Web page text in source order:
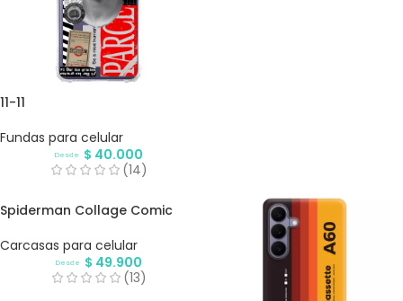
11-11
Fundas para celular
Desde $ 40.000
(14)
Spiderman Collage Comic
Carcasas para celular
Desde $ 49.900
(13)